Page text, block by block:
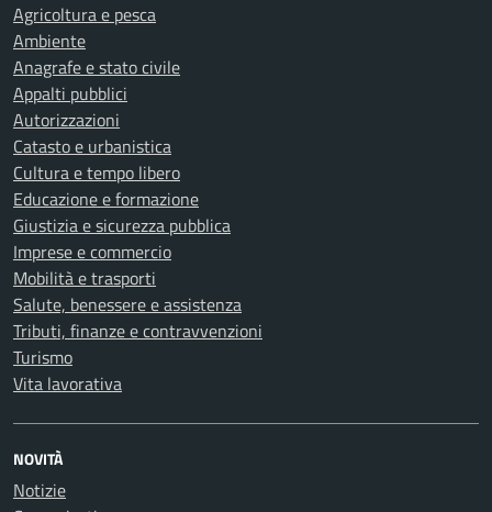
Agricoltura e pesca
Ambiente
Anagrafe e stato civile
Appalti pubblici
Autorizzazioni
Catasto e urbanistica
Cultura e tempo libero
Educazione e formazione
Giustizia e sicurezza pubblica
Imprese e commercio
Mobilità e trasporti
Salute, benessere e assistenza
Tributi, finanze e contravvenzioni
Turismo
Vita lavorativa
NOVITÀ
Notizie